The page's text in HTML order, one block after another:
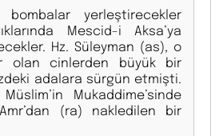
yerleştirecekler
Mescid-i Aksa’ya
Hz. Süleyman (as), o
olan cinlerden büyük bir
adalara sürgün etmişti.
Mukaddime’sinde
(ra) nakledilen bir